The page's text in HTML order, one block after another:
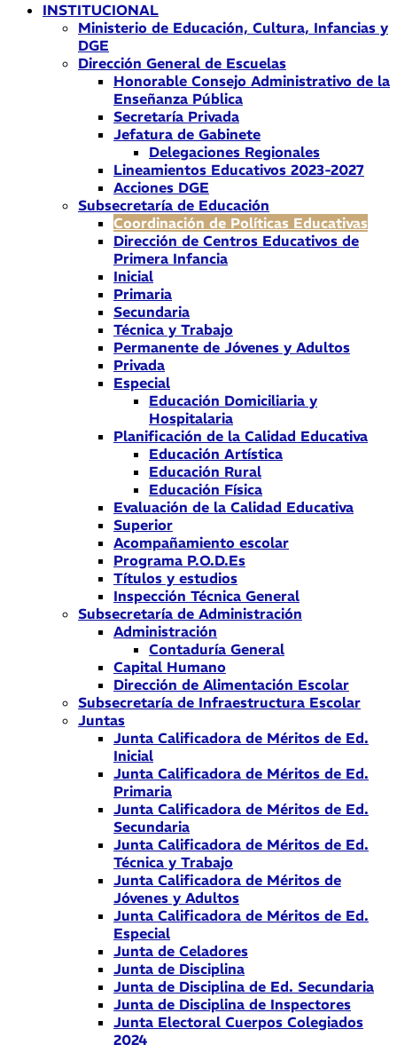
INSTITUCIONAL
Ministerio de Educación, Cultura, Infancias y
DGE
Dirección General de Escuelas
Honorable Consejo Administrativo de la
Enseñanza Pública
Secretaría Privada
Jefatura de Gabinete
Delegaciones Regionales
Lineamientos Educativos 2023-2027
Acciones DGE
Subsecretaría de Educación
Coordinación de Políticas Educativas
Dirección de Centros Educativos de
Primera Infancia
Inicial
Primaria
Secundaria
Técnica y Trabajo
Permanente de Jóvenes y Adultos
Privada
Especial
Educación Domiciliaria y
Hospitalaria
Planificación de la Calidad Educativa
Educación Artística
Educación Rural
Educación Física
Evaluación de la Calidad Educativa
Superior
Acompañamiento escolar
Programa P.O.D.Es
Títulos y estudios
Inspección Técnica General
Subsecretaría de Administración
Administración
Contaduría General
Capital Humano
Dirección de Alimentación Escolar
Subsecretaría de Infraestructura Escolar
Juntas
Junta Calificadora de Méritos de Ed.
Inicial
Junta Calificadora de Méritos de Ed.
Primaria
Junta Calificadora de Méritos de Ed.
Secundaria
Junta Calificadora de Méritos de Ed.
Técnica y Trabajo
Junta Calificadora de Méritos de
Jóvenes y Adultos
Junta Calificadora de Méritos de Ed.
Especial
Junta de Celadores
Junta de Disciplina
Junta de Disciplina de Ed. Secundaria
Junta de Disciplina de Inspectores
Junta Electoral Cuerpos Colegiados
2024